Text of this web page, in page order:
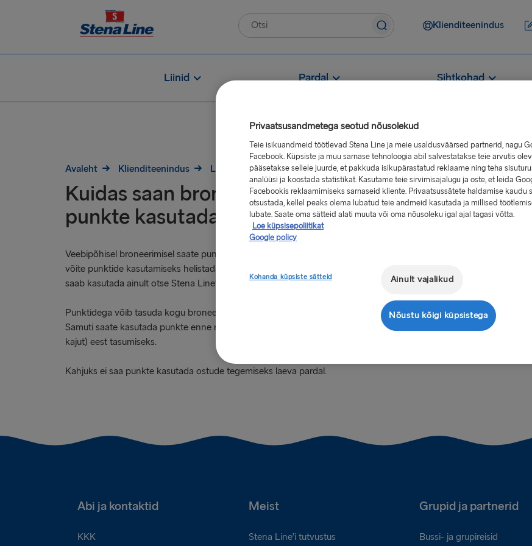
Klienditeenindus
Liinid Pardal Sihtkohad
Avaleht Klienditeenindus Lojaalsus Kuidas saan broneerimisel oma punkte kasutada?
Kuidas saan broneerimisel oma
punkte kasutada?
Veebipõhisel broneerimisel saate punkte kasutada maksmise etapil. Soovi korral
võite punktide kasutamiseks helistada meie klienditeeninduse numbrile. Punkte
saab kasutada ainult otse Stena Line’iga tehtud broneeringute vormistamisel.
Punktidega võib tasuda kogu broneeringu maksumuse või ainult osa sellest.
Samuti saate kasutada punkte enne reisi algust ette broneeritavate lisade (nt toit,
kajut) eest tasumiseks.
Kahjuks ei saa punkte kasutada ostude tegemiseks laeva pardal.
Abi ja kontaktid Meist Grupid ja partnerid
KKK Stena Line’i tutvustus Bussi- ja grupireisid
Privaatsusandmetega seotud nõusolekud
Teie isikuandmeid töötlevad Stena Line ja meie usaldusväärsed partnerid, nagu
Facebook. Küpsiste ja muu sarnase tehnoloogia abil salvestatakse teie arvutis
pääsetakse sellele juurde, et pakkuda isikupärastatud reklaame ning teha
analüüsi ja koostada statistikat. Kasutame teie sirvimisajalugu ja oste, et leida
Facebookis reklaamimiseks sarnaseid kliente. Privaatsussätete haldamise kaudu
otsustada, kellel peaks olema lubatud teie andmeid kasutada ja millised
lubate. Saate oma sätteid alati muuta või oma nõusoleku igal ajal tagasi võtta.
Loe küpsisepoliitikat
Google policy
Kohanda küpsiste sätteid Ainult vajalikud
Nõustu kõigi küpsistega